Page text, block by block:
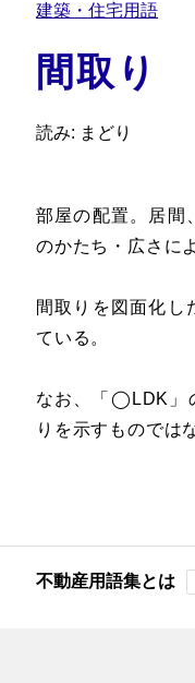
建築・住宅用語
間取り
読み: まどり
部屋の配置。居間
のかたち・広さに
間取りを図面化し
ている。
なお、「◯LDK」
りを示すものでは
不動産用語集とは